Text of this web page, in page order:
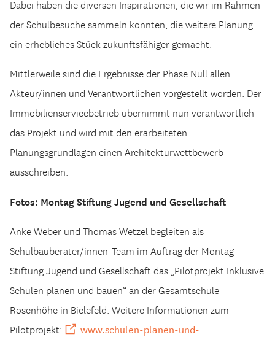
Dabei haben die diversen Inspirationen, die wir im Rahmen
der Schulbesuche sammeln konnten, die weitere Planung
ein erhebliches Stück zukunftsfähiger gemacht.
Mittlerweile sind die Ergebnisse der Phase Null allen
Akteur/innen und Verantwortlichen vorgestellt worden. Der
Immobilienservicebetrieb übernimmt nun verantwortlich
das Projekt und wird mit den erarbeiteten
Planungsgrundlagen einen Architekturwettbewerb
ausschreiben.
Fotos: Montag Stiftung Jugend und Gesellschaft
Anke Weber und Thomas Wetzel begleiten als
Schulbauberater/innen-Team im Auftrag der Montag
Stiftung Jugend und Gesellschaft das „Pilotprojekt Inklusive
Schulen planen und bauen“ an der Gesamtschule
Rosenhöhe in Bielefeld. Weitere Informationen zum
Pilotprojekt:
www.schulen-planen-und-